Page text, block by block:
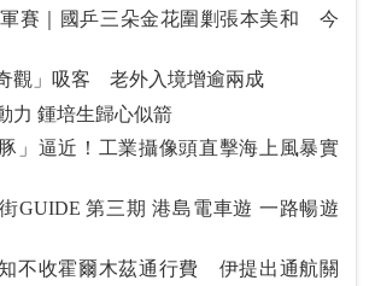
賽｜國乒三朵金花圍剿張本美和 今
觀」吸客 老外入境增逾兩成
視女兒為推動力 鍾培生歸心似箭
」逼近！工業攝像頭直擊海上風暴實
街GUIDE 第三期 港島電車遊 一路暢遊
不收霍爾木茲通行費 伊提出通航關